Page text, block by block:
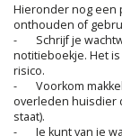
Hieronder nog een
onthouden of
-
Schrijf je
notitieboekje. Het is
risico.
-
Voorkom
overleden huisdier
staat).
-
Je kunt van je